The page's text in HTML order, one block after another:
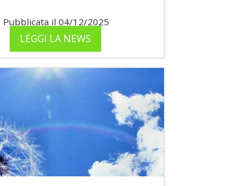
Pubblicata il 04/12/2025
LEGGI LA NEWS